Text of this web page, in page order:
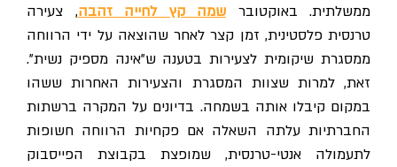
ממשלתית. באוקטוברשמה קץ לחייה זהבה, צעירה
טרנסית פלסטינית, זמן קצר לאחר שהוצאה על ידי הרווחה
ממסגרת שיקומית לצעירות בטענה ש"אינה מספיק נשית".
זאת, למרות שצוות המסגרת והצעירות האחרות ששהו
במקום קיבלו אותה בשמחה. בדיונים על המקרה ברשתות
החברתיות עלתה השאלה אם פקחיות הרווחה חשופות
לתעמולה אנטי-טרנסית, שמופצת בקבוצת הפייסבוק